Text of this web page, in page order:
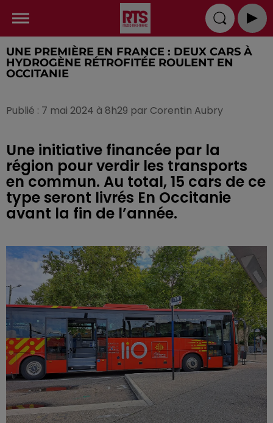
UNE PREMIÈRE EN FRANCE : DEUX CARS À
HYDROGÈNE RÉTROFITÉE ROULENT EN
OCCITANIE
Publié : 7 mai 2024 à 8h29 par Corentin Aubry
Une initiative financée par la
région pour verdir les transports
en commun. Au total, 15 cars de ce
type seront livrés En Occitanie
avant la fin de l’année.